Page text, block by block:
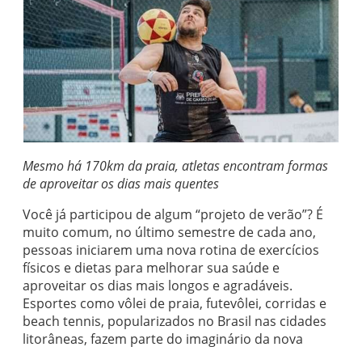
Mesmo há 170km da praia, atletas encontram formas
de aproveitar os dias mais quentes
Você já participou de algum “projeto de verão”? É
muito comum, no último semestre de cada ano,
pessoas iniciarem uma nova rotina de exercícios
físicos e dietas para melhorar sua saúde e
aproveitar os dias mais longos e agradáveis.
Esportes como vôlei de praia, futevôlei, corridas e
beach tennis, popularizados no Brasil nas cidades
litorâneas, fazem parte do imaginário da nova